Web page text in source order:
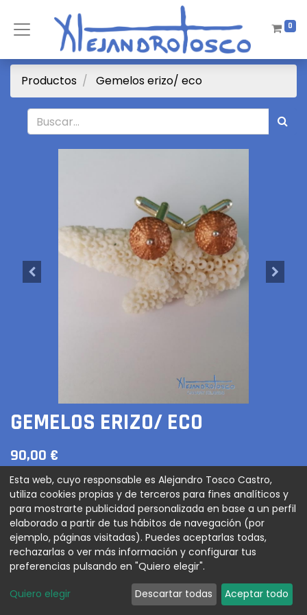
0
Productos Gemelos erizo/ eco
GEMELOS ERIZO/ ECO
90,00 €
AGREGAR AL CARRITO
Gemelos plata/ baño de oro con erizo eco
Términos y condiciones
Esta web, cuyo responsable es Alejandro Tosco Castro,
utiliza cookies propias y de terceros para fines analíticos y
para mostrarte publicidad personalizada en base a un perfil
elaborado a partir de tus hábitos de navegación (por
ejemplo, páginas visitadas). Puedes aceptarlas todas,
rechazarlas o ver más información y configurar tus
preferencias pulsando en "Quiero elegir".
Quiero elegir Descartar todas Aceptar todo